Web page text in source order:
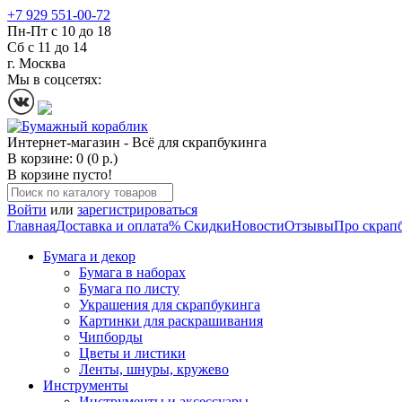
+7 929 551-00-72
Пн-Пт с 10 до 18
Сб с 11 до 14
г. Москва
Мы в соцсетях:
Интернет-магазин - Всё для скрапбукинга
В корзине: 0 (0 р.)
В корзине пусто!
Войти или зарегистрироваться
ГлавнаяДоставка и оплата% СкидкиНовостиОтзывыПро
Бумага и декор
Бумага в наборах
Бумага по листу
Украшения для скрапбукинга
Картинки для раскрашивания
Чипборды
Цветы и листики
Ленты, шнуры, кружево
Инструменты